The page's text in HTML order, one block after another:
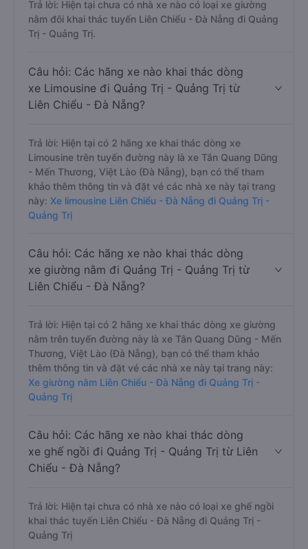
Trả lời: Hiện tại chưa có nhà xe nào có loại xe giường
nằm đôi khai thác tuyến Liên Chiểu - Đà Nẵng đi Quảng
Trị - Quảng Trị.
Câu hỏi: Các hãng xe nào khai thác dòng
xe Limousine đi Quảng Trị - Quảng Trị từ
Liên Chiểu - Đà Nẵng?
Trả lời: Hiện tại có 2 hãng xe khai thác dòng xe
Limousine trên tuyến đường này là xe Tân Quang Dũng
- Mến Thương, Việt Lào (Đà Nẵng), bạn có thể tham
khảo thêm thông tin và đặt vé các nhà xe này tại trang
này: Xe limousine Liên Chiểu - Đà Nẵng đi Quảng Trị -
Quảng Trị
Câu hỏi: Các hãng xe nào khai thác dòng
xe giường nằm đi Quảng Trị - Quảng Trị từ
Liên Chiểu - Đà Nẵng?
Trả lời: Hiện tại có 2 hãng xe khai thác dòng xe giường
nằm trên tuyến đường này là xe Tân Quang Dũng - Mến
Thương, Việt Lào (Đà Nẵng), bạn có thể tham khảo
thêm thông tin và đặt vé các nhà xe này tại trang này:
Xe giường nằm Liên Chiểu - Đà Nẵng đi Quảng Trị -
Quảng Trị
Câu hỏi: Các hãng xe nào khai thác dòng
xe ghế ngồi đi Quảng Trị - Quảng Trị từ Liên
Chiểu - Đà Nẵng?
Trả lời: Hiện tại chưa có nhà xe nào có loại xe ghế ngồi
khai thác tuyến Liên Chiểu - Đà Nẵng đi Quảng Trị -
Quảng Trị